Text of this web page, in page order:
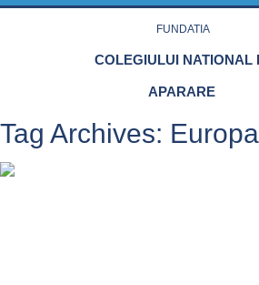
Skip to main content
FUNDATIA
COLEGIULUI NATIONAL
APARARE
Tag Archives: